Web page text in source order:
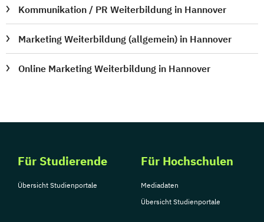
Kommunikation / PR Weiterbildung in Hannover
Marketing Weiterbildung (allgemein) in Hannover
Online Marketing Weiterbildung in Hannover
Für Studierende
Übersicht Studienportale
Für Hochschulen
Mediadaten
Übersicht Studienportale